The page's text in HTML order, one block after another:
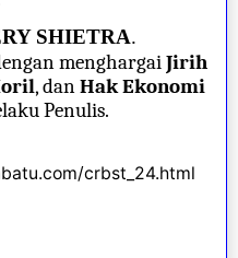
SHIETRA.
menghargaiJirih
, danHak Ekonomi
Penulis.
crbst_24.html